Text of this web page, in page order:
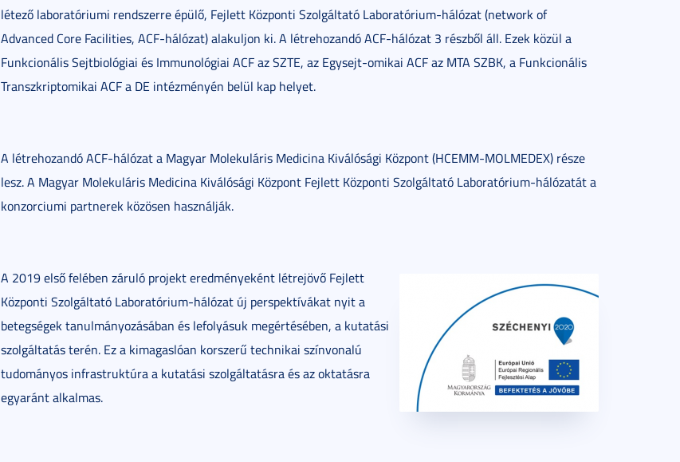
létező laboratóriumi rendszerre épülő, Fejlett Központi Szolgáltató Laboratórium-hálózat (network of
Advanced Core Facilities, ACF-hálózat) alakuljon ki. A létrehozandó ACF-hálózat 3 részből áll. Ezek közül a
Funkcionális Sejtbiológiai és Immunológiai ACF az SZTE, az Egysejt-omikai ACF az MTA SZBK, a Funkcionális
Transzkriptomikai ACF a DE intézményén belül kap helyet.
A létrehozandó ACF-hálózat a Magyar Molekuláris Medicina Kiválósági Központ (HCEMM-MOLMEDEX) része
lesz. A Magyar Molekuláris Medicina Kiválósági Központ Fejlett Központi Szolgáltató Laboratórium-hálózatát a
konzorciumi partnerek közösen használják.
A 2019 első felében záruló projekt eredményeként létrejövő Fejlett
Központi Szolgáltató Laboratórium-hálózat új perspektívákat nyit a
betegségek tanulmányozásában és lefolyásuk megértésében, a kutatási
szolgáltatás terén. Ez a kimagaslóan korszerű technikai színvonalú
tudományos infrastruktúra a kutatási szolgáltatásra és az oktatásra
egyaránt alkalmas.